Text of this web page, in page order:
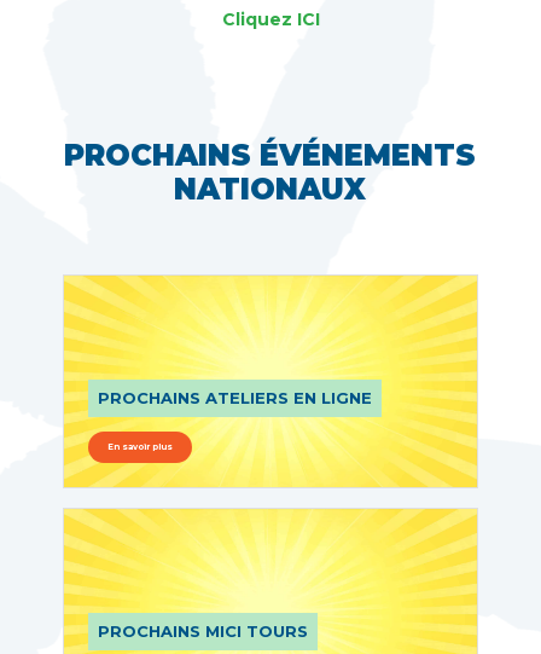
Cliquez ICI
PROCHAINS ÉVÉNEMENTS
NATIONAUX
PROCHAINS ATELIERS EN LIGNE
En savoir plus
PROCHAINS MICI TOURS